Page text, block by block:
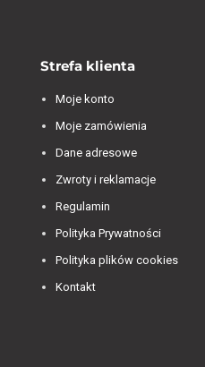
Strefa klienta
Moje konto
Moje zamówienia
Dane adresowe
Zwroty i reklamacje
Regulamin
Polityka Prywatności
Polityka plików cookies
Kontakt